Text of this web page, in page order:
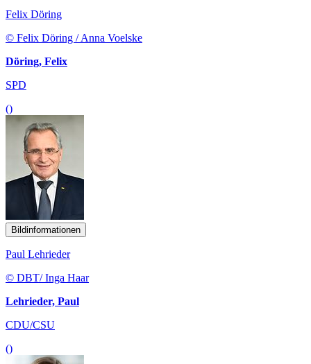
Felix Döring
© Felix Döring / Anna Voelske
Döring, Felix
SPD
()
Bildinformationen
Paul Lehrieder
© DBT/ Inga Haar
Lehrieder, Paul
CDU/CSU
()